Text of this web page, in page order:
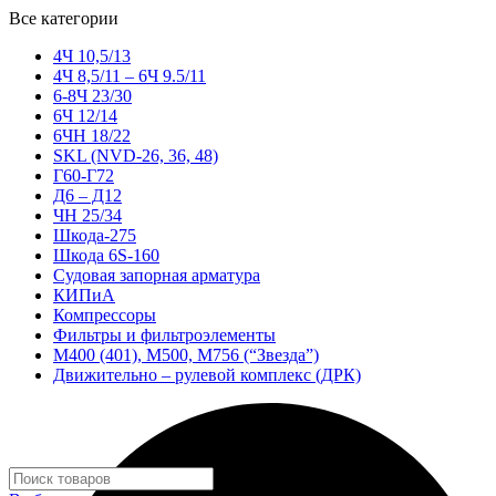
Все категории
4Ч 10,5/13
4Ч 8,5/11 – 6Ч 9.5/11
6-8Ч 23/30
6Ч 12/14
6ЧН 18/22
SKL (NVD-26, 36, 48)
Г60-Г72
Д6 – Д12
ЧН 25/34
Шкода-275
Шкода 6S-160
Судовая запорная арматура
КИПиА
Компрессоры
Фильтры и фильтроэлементы
М400 (401), М500, М756 (“Звезда”)
Движительно – рулевой комплекс (ДРК)